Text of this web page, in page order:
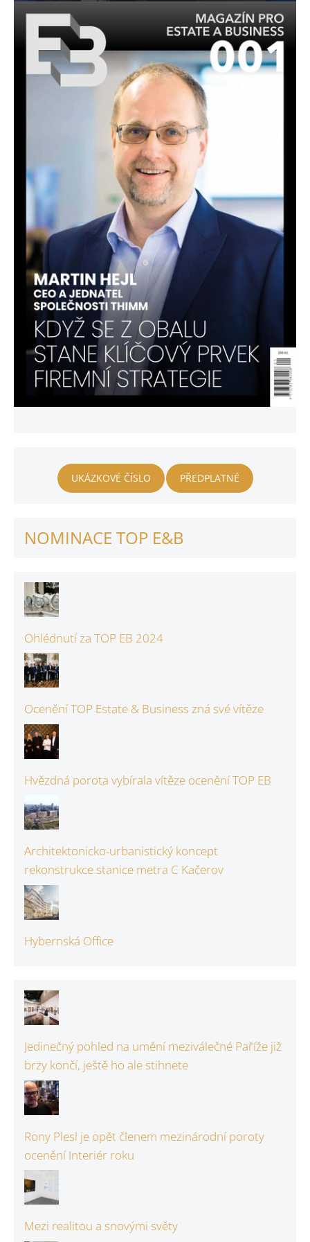
UKÁZKOVÉ ČÍSLO PŘEDPLATNÉ
NOMINACE TOP E&B
Ohlédnutí za TOP EB 2024
Ocenění TOP Estate & Business zná své vítěze
Hvězdná porota vybírala vítěze ocenění TOP EB
Architektonicko-urbanistický koncept
rekonstrukce stanice metra C Kačerov
Hybernská Office
Jedinečný pohled na umění meziválečné Paříže již
brzy končí, ještě ho ale stihnete
Rony Plesl je opět členem mezinárodní poroty
ocenění Interiér roku
Mezi realitou a snovými světy